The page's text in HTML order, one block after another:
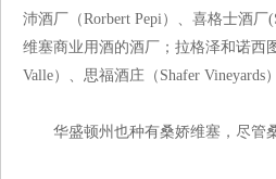
沛酒厂（Rorbert Pepi）、喜格士酒厂
维塞商业用酒的酒厂；拉格泽和诺西
Valle）、思福酒庄（Shafer
华盛顿州也种有桑娇维塞，尽管桑